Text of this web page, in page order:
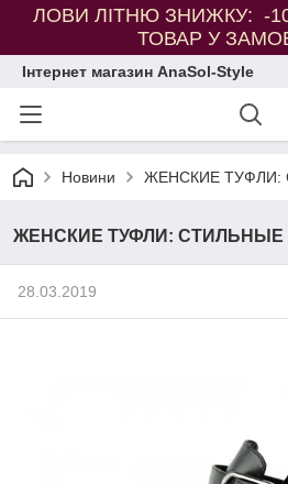
ЛОВИ ЛІТНЮ ЗНИЖКУ: -
ТОВАР У
Інтернет магазин AnaSol-Style
Новини ЖЕНСКИЕ ТУФЛИ:
ЖЕНСКИЕ ТУФЛИ: СТИЛЬНЫЕ
28.03.2019